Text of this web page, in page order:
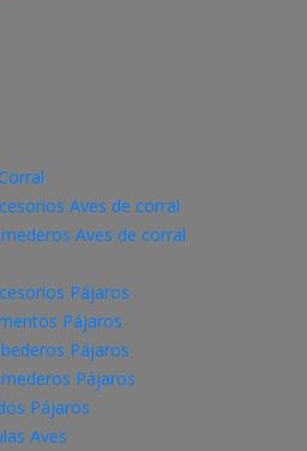
Aves de corral
Aves de corral
Pájaros
Pájaros
Pájaros
Pájaros
Pájaros
Aves